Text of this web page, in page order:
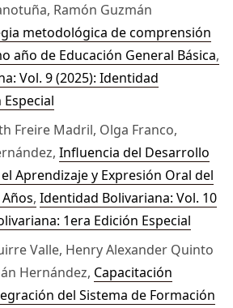
Ramón Guzmán
metodológica de comprensión
año de Educación General Básica,
Vol. 9 (2025): Identidad
Freire Madril, Olga Franco,
Influencia del Desarrollo
Aprendizaje y Expresión Oral del
Años, Identidad Bolivariana: Vol. 10
1era Edición Especial
Valle, Henry Alexander Quinto
Hernández, Capacitación
del Sistema de Formación